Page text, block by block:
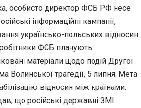
особисто директор ФСБ РФ несе
інформаційні кампанії,
українсько-польських відносин.
ФСБ планують
матеріали щодо подій Другої
Волинської трагедії, 5 липня. Мета
відносин між країнами.
що російські державні ЗМІ